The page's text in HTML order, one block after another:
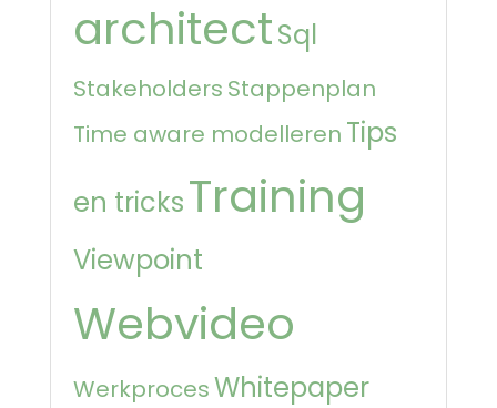
architectSql
Stakeholders Stappenplan
Time aware modelleren Tips
en tricksTraining
Viewpoint
Webvideo
WerkprocesWhitepaper